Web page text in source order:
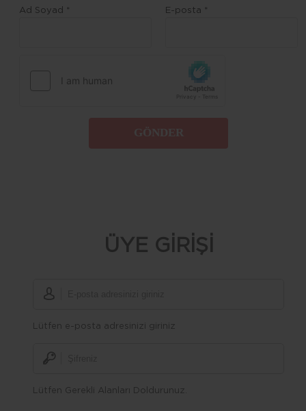
Ad Soyad * E-posta *
ÜYE GİRİŞİ
Lütfen e-posta adresinizi giriniz
Lütfen Gerekli Alanları Doldurunuz.